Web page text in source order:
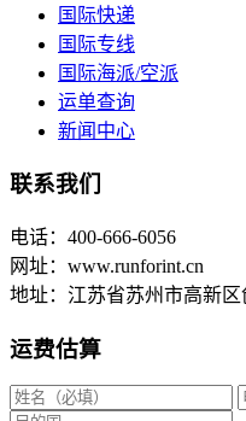
国际快递
国际专线
国际海派/空派
运单查询
新闻中心
联系我们
电话：400-666-6056
网址：www.runforint.cn
地址：江苏省苏州市高新区
运费估算